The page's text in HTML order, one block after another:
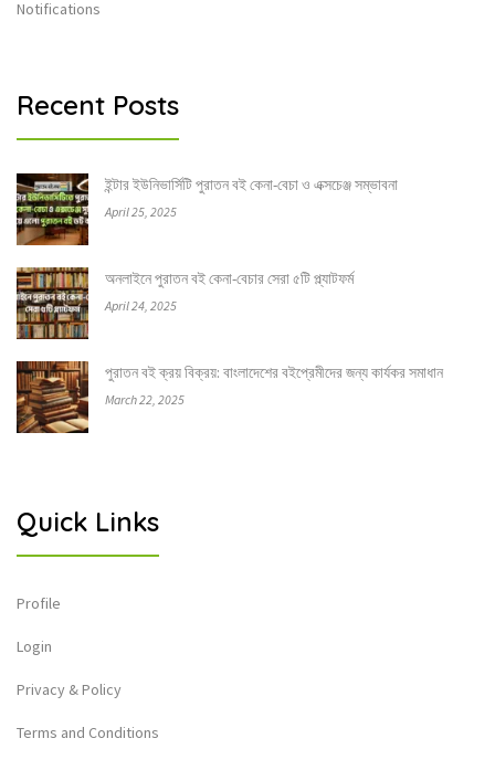
Notifications
Recent Posts
ইন্টার ইউনিভার্সিটি পুরাতন বই কেনা-বেচা ও এক্সচেঞ্জ সম্ভাবনা
April 25, 2025
অনলাইনে পুরাতন বই কেনা-বেচার সেরা ৫টি প্ল্যাটফর্ম
April 24, 2025
পুরাতন বই ক্রয় বিক্রয়: বাংলাদেশের বইপ্রেমীদের জন্য কার্যকর সমাধান
March 22, 2025
Quick Links
Profile
Login
Privacy & Policy
Terms and Conditions